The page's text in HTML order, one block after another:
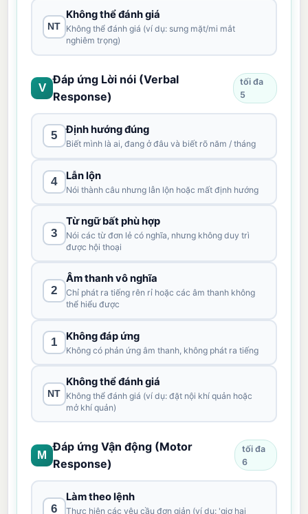
NT
Không thể đánh giá
Không thể đánh giá (ví dụ: sưng mặt/mi mắt
nghiêm trọng)
V
Đáp ứng Lời nói (Verbal
Response)
tối đa
5
5 Định hướng đúng
Biết mình là ai, đang ở đâu và biết rõ năm / tháng
4 Lẫn lộn
Nói thành câu nhưng lẫn lộn hoặc mất định hướng
3
Từ ngữ bất phù hợp
Nói các từ đơn lẻ có nghĩa, nhưng không duy trì
được hội thoại
2
Âm thanh vô nghĩa
Chỉ phát ra tiếng rên rỉ hoặc các âm thanh không
thể hiểu được
1 Không đáp ứng
Không có phản ứng âm thanh, không phát ra tiếng
NT
Không thể đánh giá
Không thể đánh giá (ví dụ: đặt nội khí quản hoặc
mở khí quản)
M
Đáp ứng Vận động (Motor
Response)
tối đa
6
6
Làm theo lệnh
Thực hiện các yêu cầu đơn giản (ví dụ: 'giơ hai